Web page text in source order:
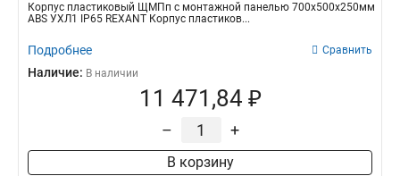
Корпус пластиковый ЩМПп с монтажной панелью 700х500х250мм
ABS УХЛ1 IP65 REXANT Корпус пластиков...
Подробнее Сравнить
Наличие: В наличии
11 471,84 ₽
– +
В корзину